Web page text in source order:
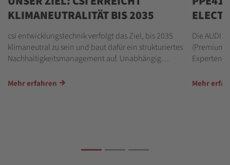
KLIMANEUTRALITÄT BIS 2035
csi entwicklungstechnik verfolgt das Ziel, bis 2035
klimaneutral zu sein und baut dafür ein strukturiertes
Nachhaltigkeitsmanagement auf. Unabhängig…
Mehr erfahren
Die AUDI
(Premium
Experten
Mehr